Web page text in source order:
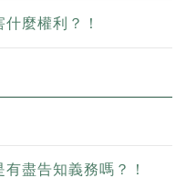
麼權利？！
盡告知義務嗎？！